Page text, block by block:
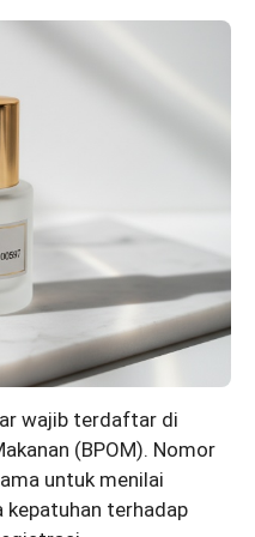
wajib terdaftar di
(BPOM). Nomor
untuk menilai
kepatuhan terhadap